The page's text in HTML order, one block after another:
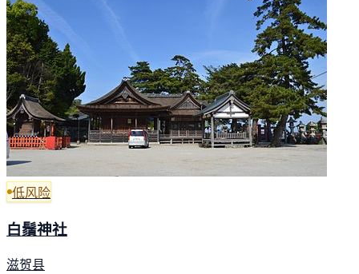
低风险
白鬚神社
滋贺县